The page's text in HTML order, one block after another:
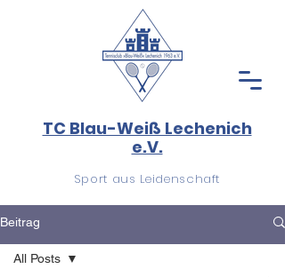
TC Blau-Weiß Lechenich
e.V.
Sport aus Leidenschaft
Beitrag
All Posts